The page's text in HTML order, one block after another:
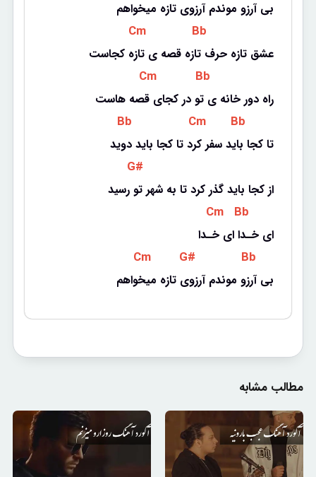
بی آرزو موندم آرزوی تازه میخواهم
Cm Bb
عشق تازه حرف تازه قصه ی تازه کجاست
Cm Bb
راه دور خانه ی تو در کجای قصه هاست
Bb Cm Bb
تا کجا باید سفر کرد تا کجا باید دوید
G#
از کجا باید گذر کرد تا به شهر تو رسید
Cm Bb
ای خـدا ای خـدا
Cm G# Bb
بی آرزو موندم آرزوی تازه میخواهم
مطالب مشابه